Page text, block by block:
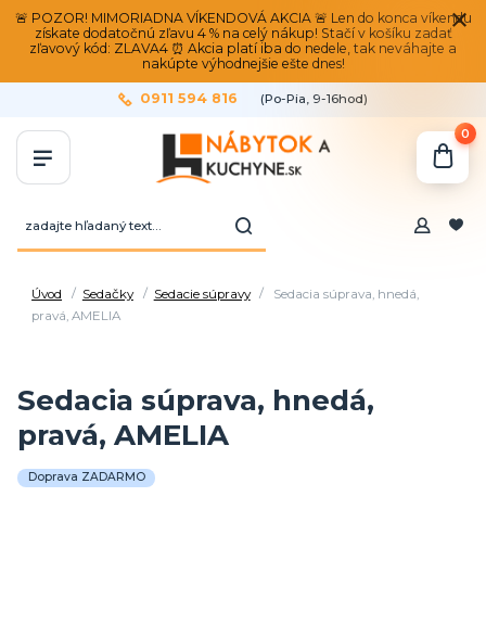
🚨 POZOR! MIMORIADNA VÍKENDOVÁ AKCIA 🚨 Len do konca víkendu
získate dodatočnú zľavu 4 % na celý nákup! Stačí v košíku zadať
zľavový kód: ZLAVA4 ⏰ Akcia platí iba do nedele, tak neváhajte a
nakúpte výhodnejšie ešte dnes!
0911 594 816 (Po-Pia, 9-16hod)
0
Úvod Sedačky Sedacie súpravy
Sedacia súprava, hnedá,
pravá, AMELIA
Sedacia súprava, hnedá,
pravá, AMELIA
Doprava ZADARMO